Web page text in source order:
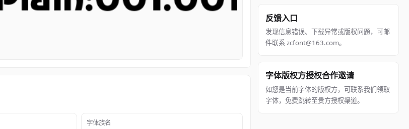
字体族名
反馈入口
发现信息错误、下载异常或版权问题，可邮
件联系 zcfont@163.com。
字体版权方授权合作邀请
如您是当前字体的版权方，可联系我们领取
字体，免费跳转至贵方授权渠道。